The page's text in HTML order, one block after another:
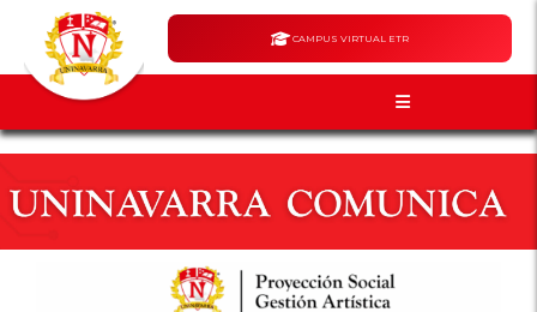
CAMPUS VIRTUAL ETR